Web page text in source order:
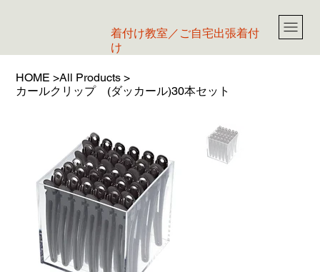
​着付け教室／ご自宅出張着付
け
HOME >All Products >
カールクリップ (ダッカール)30本セット